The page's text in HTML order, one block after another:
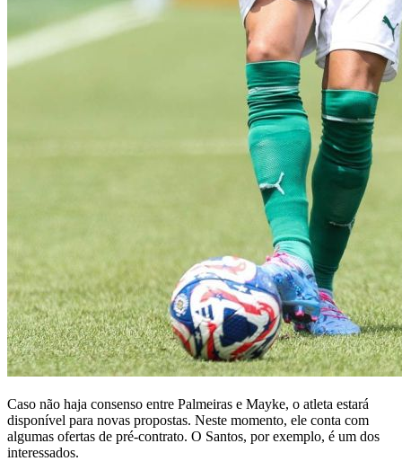
Caso não haja consenso entre Palmeiras e Mayke, o atleta estará
disponível para novas propostas. Neste momento, ele conta com
algumas ofertas de pré-contrato. O Santos, por exemplo, é um dos
interessados.